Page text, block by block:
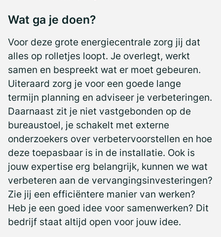
Wat ga je doen?
Voor deze grote energiecentrale zorg jij dat
alles op rolletjes loopt. Je overlegt, werkt
samen en bespreekt wat er moet gebeuren.
Uiteraard zorg je voor een goede lange
termijn planning en adviseer je verbeteringen.
Daarnaast zit je niet vastgebonden op de
bureaustoel, je schakelt met externe
onderzoekers over verbetervoorstellen en hoe
deze toepasbaar is in de installatie. Ook is
jouw expertise erg belangrijk, kunnen we wat
verbeteren aan de vervangingsinvesteringen?
Zie jij een efficiëntere manier van werken?
Heb je een goed idee voor samenwerken? Dit
bedrijf staat altijd open voor jouw idee.